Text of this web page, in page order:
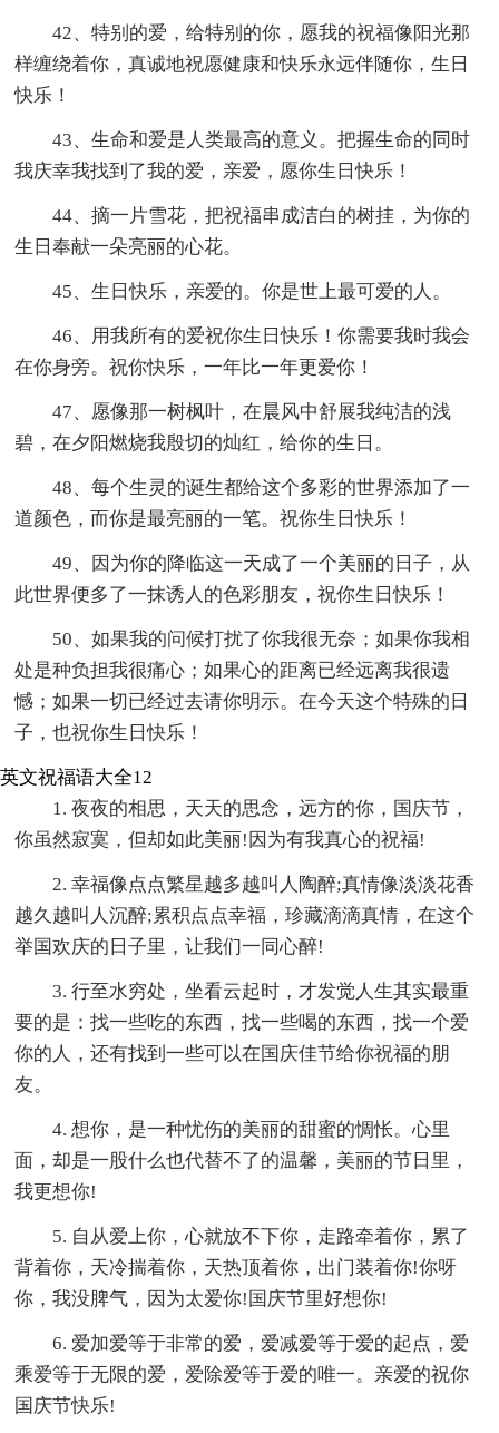
42、特别的爱，给特别的你，愿我的祝福像阳光那
样缠绕着你，真诚地祝愿健康和快乐永远伴随你，生日
快乐！
43、生命和爱是人类最高的意义。把握生命的同时
我庆幸我找到了我的爱，亲爱，愿你生日快乐！
44、摘一片雪花，把祝福串成洁白的树挂，为你的
生日奉献一朵亮丽的心花。
45、生日快乐，亲爱的。你是世上最可爱的人。
46、用我所有的爱祝你生日快乐！你需要我时我会
在你身旁。祝你快乐，一年比一年更爱你！
47、愿像那一树枫叶，在晨风中舒展我纯洁的浅
碧，在夕阳燃烧我殷切的灿红，给你的生日。
48、每个生灵的诞生都给这个多彩的世界添加了一
道颜色，而你是最亮丽的一笔。祝你生日快乐！
49、因为你的降临这一天成了一个美丽的日子，从
此世界便多了一抹诱人的色彩朋友，祝你生日快乐！
50、如果我的问候打扰了你我很无奈；如果你我相
处是种负担我很痛心；如果心的距离已经远离我很遗
憾；如果一切已经过去请你明示。在今天这个特殊的日
子，也祝你生日快乐！
英文祝福语大全12
1. 夜夜的相思，天天的思念，远方的你，国庆节，
你虽然寂寞，但却如此美丽!因为有我真心的祝福!
2. 幸福像点点繁星越多越叫人陶醉;真情像淡淡花香
越久越叫人沉醉;累积点点幸福，珍藏滴滴真情，在这个
举国欢庆的日子里，让我们一同心醉!
3. 行至水穷处，坐看云起时，才发觉人生其实最重
要的是：找一些吃的东西，找一些喝的东西，找一个爱
你的人，还有找到一些可以在国庆佳节给你祝福的朋
友。
4. 想你，是一种忧伤的美丽的甜蜜的惆怅。心里
面，却是一股什么也代替不了的温馨，美丽的节日里，
我更想你!
5. 自从爱上你，心就放不下你，走路牵着你，累了
背着你，天冷揣着你，天热顶着你，出门装着你!你呀
你，我没脾气，因为太爱你!国庆节里好想你!
6. 爱加爱等于非常的爱，爱减爱等于爱的起点，爱
乘爱等于无限的爱，爱除爱等于爱的唯一。亲爱的祝你
国庆节快乐!